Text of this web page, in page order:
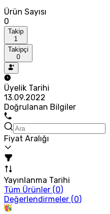
Ürün Sayısı
0
Takip
1
Takipçi
0
Üyelik Tarihi
13.09.2022
Doğrulanan Bilgiler
Fiyat Aralığı
Yayınlanma Tarihi
Tüm Ürünler (0)
Değerlendirmeler (0)